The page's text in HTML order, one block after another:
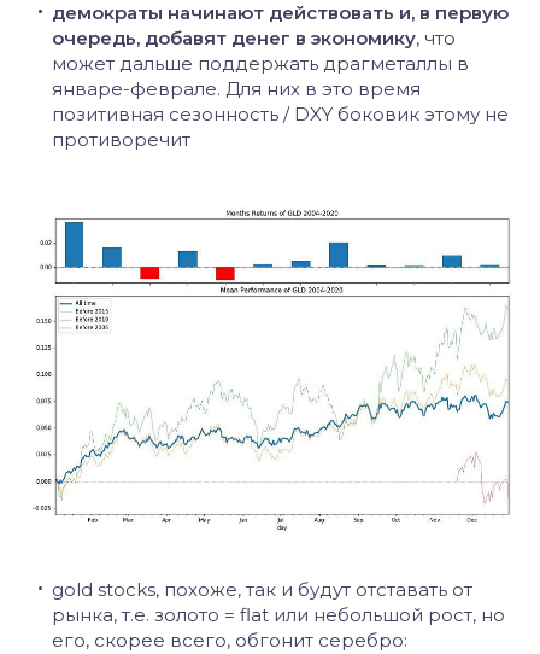
демократы начинают действовать и, в первую
очередь, добавят денег в экономику, что
может дальше поддержать драгметаллы в
январе-феврале. Для них в это время
позитивная сезонность / DXY боковик этому не
противоречит
gold stocks, похоже, так и будут отставать от
рынка, т.е. золото = flat или небольшой рост, но
его, скорее всего, обгонит серебро: